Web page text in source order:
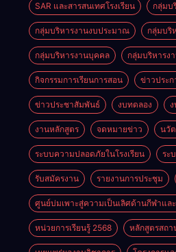
SAR และสารสนเทศโรงเรียน กลุ่มบ
กลุ่มบริหารงานงบประมาณ กลุ่มบริ
กลุ่มบริหารงานบุคคล กลุ่มบริหารง
กิจกรรมการเรียนการสอน ข่าวประ
ข่าวประชาสัมพันธ์ งบทดลอง
งานหลักสูตร จดหมายข่าว นวั
ระบบความปลอดภัยในโรงเรียน ระ
รับสมัครงาน รายงานการประชุม
ศูนย์บ่มเพาะสู่ความเป็นเลิศด้านกีฬาแล
หน่วยการเรียนรู้ 2568 หลักสูตรสถา